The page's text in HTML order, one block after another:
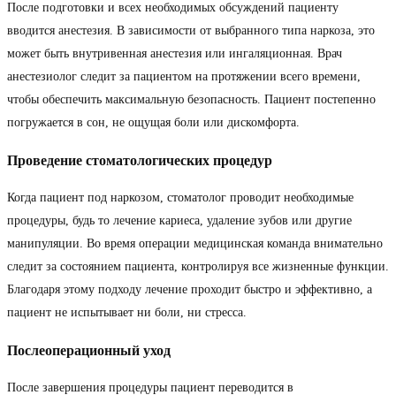
После подготовки и всех необходимых обсуждений пациенту
вводится анестезия. В зависимости от выбранного типа наркоза, это
может быть внутривенная анестезия или ингаляционная. Врач
анестезиолог следит за пациентом на протяжении всего времени,
чтобы обеспечить максимальную безопасность. Пациент постепенно
погружается в сон, не ощущая боли или дискомфорта.
Проведение стоматологических процедур
Когда пациент под наркозом, стоматолог проводит необходимые
процедуры, будь то лечение кариеса, удаление зубов или другие
манипуляции. Во время операции медицинская команда внимательно
следит за состоянием пациента, контролируя все жизненные функции.
Благодаря этому подходу лечение проходит быстро и эффективно, а
пациент не испытывает ни боли, ни стресса.
Послеоперационный уход
После завершения процедуры пациент переводится в